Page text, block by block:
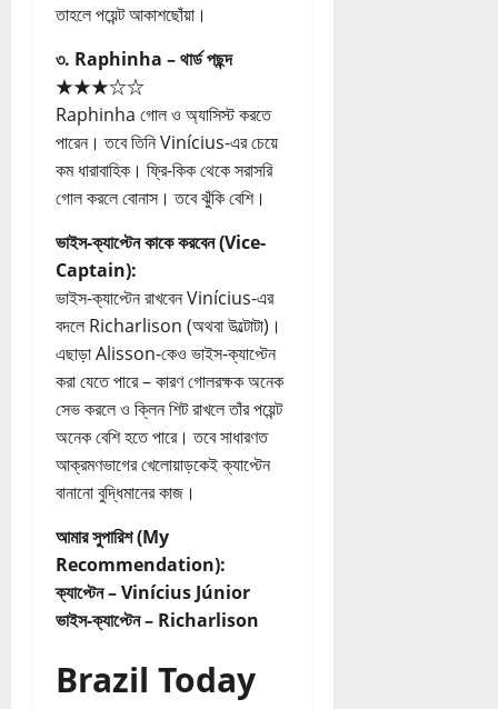
তাহলে পয়েন্ট আকাশছোঁয়া।
৩. Raphinha – থার্ড পছন্দ
★★★☆☆
Raphinha গোল ও অ্যাসিস্ট করতে
পারেন। তবে তিনি Vinícius-এর চেয়ে
কম ধারাবাহিক। ফ্রি-কিক থেকে সরাসরি
গোল করলে বোনাস। তবে ঝুঁকি বেশি।
ভাইস-ক্যাপ্টেন কাকে করবেন (Vice-
Captain):
ভাইস-ক্যাপ্টেন রাখবেন Vinícius-এর
বদলে Richarlison (অথবা উল্টোটা)।
এছাড়া Alisson-কেও ভাইস-ক্যাপ্টেন
করা যেতে পারে – কারণ গোলরক্ষক অনেক
সেভ করলে ও ক্লিন শিট রাখলে তাঁর পয়েন্ট
অনেক বেশি হতে পারে। তবে সাধারণত
আক্রমণভাগের খেলোয়াড়কেই ক্যাপ্টেন
বানানো বুদ্ধিমানের কাজ।
আমার সুপারিশ (My
Recommendation):
ক্যাপ্টেন – Vinícius Júnior
ভাইস-ক্যাপ্টেন – Richarlison
Brazil Today